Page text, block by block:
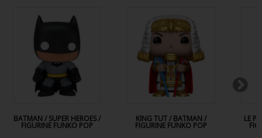
BATMAN / SUPER HEROES /
FIGURINE FUNKO POP
KING TUT / BATMAN /
FIGURINE FUNKO POP
LE